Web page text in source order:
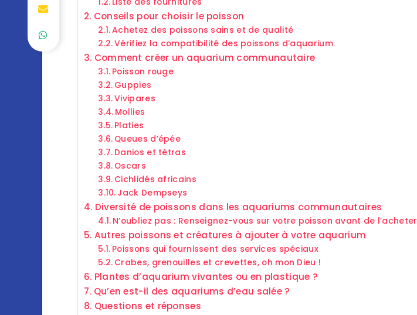
Conseils pour choisir le poisson
Achetez des poissons sains et de qualité
Vérifiez la compatibilité des poissons d’aquarium
Comment créer un aquarium communautaire
Poisson rouge
Guppies
Vivipares
Mollies
Platies
Queues d’épée
Danios et tétras
Oscars
Cichlidés africains
Jack Dempseys
Diversité de poissons dans les aquariums communautaires
N’oubliez pas : Renseignez-vous sur votre poisson avant de l’acheter
Autres poissons et créatures à ajouter à votre aquarium
Poissons qui fournissent des services spéciaux
Crabes, grenouilles et crevettes, oh mon Dieu !
Plantes d’aquarium vivantes ou en plastique ?
Qu’en est-il des aquariums d’eau salée ?
Questions et réponses